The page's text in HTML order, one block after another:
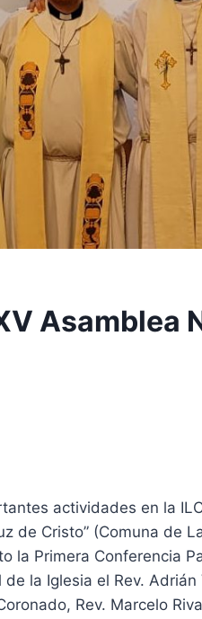
Asamblea
actividades en la
de Cristo” (Comuna de
la Primera Conferencia
la Iglesia el Rev. Adrián
Rev. Marcelo